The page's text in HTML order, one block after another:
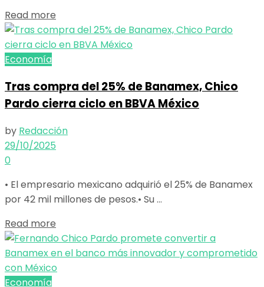
Read more
Economía
Tras compra del 25% de Banamex, Chico
Pardo cierra ciclo en BBVA México
by Redacción
29/10/2025
0
• El empresario mexicano adquirió el 25% de Banamex
por 42 mil millones de pesos.• Su ...
Read more
Economía